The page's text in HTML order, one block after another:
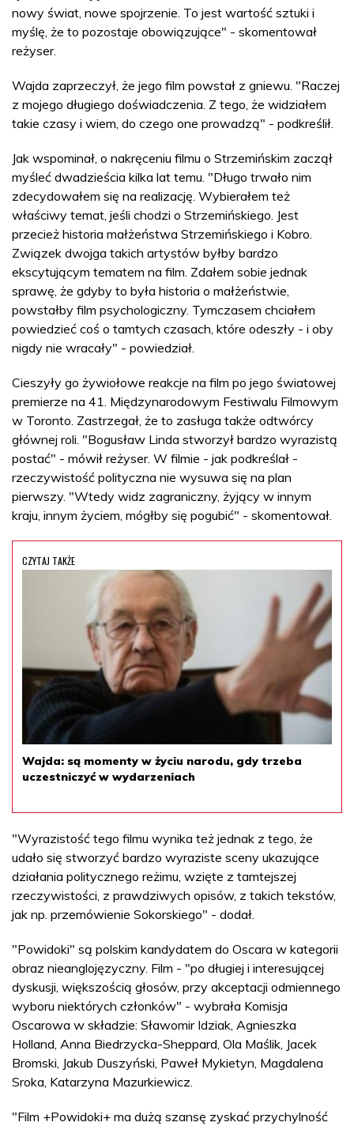
nowy świat, nowe spojrzenie. To jest wartość sztuki i
myślę, że to pozostaje obowiązujące" - skomentował
reżyser.
Wajda zaprzeczył, że jego film powstał z gniewu. "Raczej
z mojego długiego doświadczenia. Z tego, że widziałem
takie czasy i wiem, do czego one prowadzą" - podkreślił.
Jak wspominał, o nakręceniu filmu o Strzemińskim zaczął
myśleć dwadzieścia kilka lat temu. "Długo trwało nim
zdecydowałem się na realizację. Wybierałem też
właściwy temat, jeśli chodzi o Strzemińskiego. Jest
przecież historia małżeństwa Strzemińskiego i Kobro.
Związek dwojga takich artystów byłby bardzo
ekscytującym tematem na film. Zdałem sobie jednak
sprawę, że gdyby to była historia o małżeństwie,
powstałby film psychologiczny. Tymczasem chciałem
powiedzieć coś o tamtych czasach, które odeszły - i oby
nigdy nie wracały" - powiedział.
Cieszyły go żywiołowe reakcje na film po jego światowej
premierze na 41. Międzynarodowym Festiwalu Filmowym
w Toronto. Zastrzegał, że to zasługa także odtwórcy
głównej roli. "Bogusław Linda stworzył bardzo wyrazistą
postać" - mówił reżyser. W filmie - jak podkreślał -
rzeczywistość polityczna nie wysuwa się na plan
pierwszy. "Wtedy widz zagraniczny, żyjący w innym
kraju, innym życiem, mógłby się pogubić" - skomentował.
CZYTAJ TAKŻE
Wajda: są momenty w życiu narodu, gdy trzeba
uczestniczyć w wydarzeniach
"Wyrazistość tego filmu wynika też jednak z tego, że
udało się stworzyć bardzo wyraziste sceny ukazujące
działania politycznego reżimu, wzięte z tamtejszej
rzeczywistości, z prawdziwych opisów, z takich tekstów,
jak np. przemówienie Sokorskiego" - dodał.
"Powidoki" są polskim kandydatem do Oscara w kategorii
obraz nieanglojęzyczny. Film - "po długiej i interesującej
dyskusji, większością głosów, przy akceptacji odmiennego
wyboru niektórych członków" - wybrała Komisja
Oscarowa w składzie: Sławomir Idziak, Agnieszka
Holland, Anna Biedrzycka-Sheppard, Ola Maślik, Jacek
Bromski, Jakub Duszyński, Paweł Mykietyn, Magdalena
Sroka, Katarzyna Mazurkiewicz.
"Film +Powidoki+ ma dużą szansę zyskać przychylność